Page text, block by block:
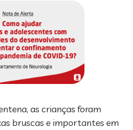
as crianças foram
bruscas e importantes em